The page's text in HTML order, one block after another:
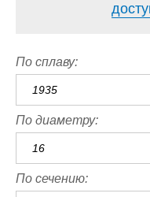
По сплаву:
1935
По диаметру:
16
По сечению: